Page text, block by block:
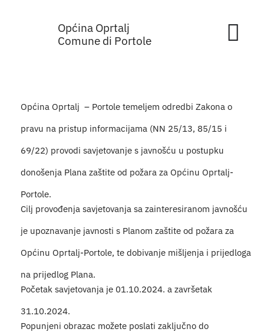
Općina Oprtalj
Comune di Portole
Općinska
Sa
Za
Mjesta
Subjekti
Općina Oprtalj – Portole temeljem odredbi Zakona o
pravu na pristup informacijama (NN 25/13, 85/15 i
69/22) provodi savjetovanje s javnošću u postupku
donošenja Plana zaštite od požara za Općinu Oprtalj-
Portole.
Cilj provođenja savjetovanja sa zainteresiranom javnošću
je upoznavanje javnosti s Planom zaštite od požara za
Općinu Oprtalj-Portole, te dobivanje mišljenja i prijedloga
na prijedlog Plana.
Početak savjetovanja je 01.10.2024. a završetak
31.10.2024.
Popunjeni obrazac možete poslati zaključno do